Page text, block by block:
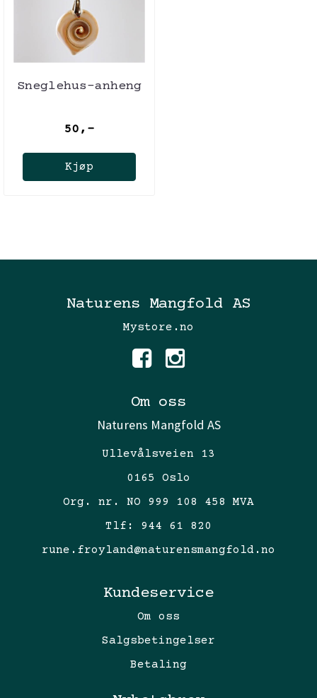
Sneglehus-anheng
50,-
Kjøp
Naturens Mangfold AS
Mystore.no
Om oss
Naturens Mangfold AS
Ullevålsveien 13
0165 Oslo
Org. nr. NO 999 108 458 MVA
Tlf: 944 61 820
rune.froyland@naturensmangfold.no
Kundeservice
Om oss
Salgsbetingelser
Betaling